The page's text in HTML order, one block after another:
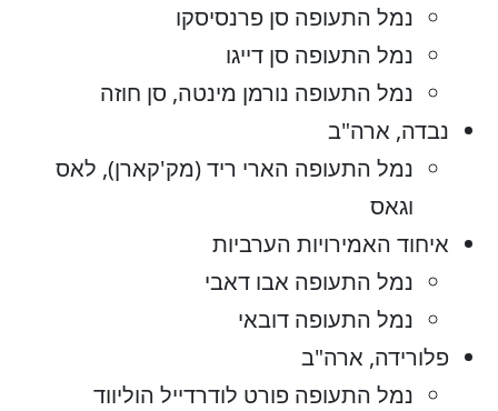
נמל התעופה סן פרנסיסקו
נמל התעופה סן דייגו
נמל התעופה נורמן מינטה, סן חוזה
נבדה, ארה"ב
נמל התעופה הארי ריד (מק'קארן), לאס
וגאס
איחוד האמירויות הערביות
נמל התעופה אבו דאבי
נמל התעופה דובאי
פלורידה, ארה"ב
נמל התעופה פורט לודרדייל הוליווד